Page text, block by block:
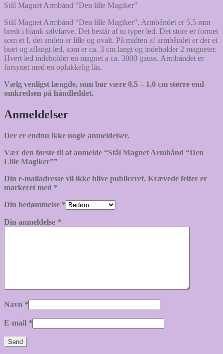
Stål Magnet Armbånd “Den lille Magiker”
Stål Magnet Armbånd “Den lille Magiker”. Armbåndet er 5,5 mm
bredt i blank sølvfarve. Det består af to typer led. Det store er formet
som et I, det anden er lille og ovalt. På midten af armbåndet er der et
buet og aflangt led, som er ca. 3 cm langt og indeholder 2 magneter.
Hvert led indeholder en magnet a ca. 3000 gauss. Armbåndet er
forsynet med en oplukkelig lås.
Vælg venligst længde, som bør være 0,5 – 1,0 cm større end
omkredsen på håndleddet.
Anmeldelser
Der er endnu ikke nogle anmeldelser.
Vær den første til at anmelde “Stål Magnet Armbånd “Den
Lille Magiker””
Din e-mailadresse vil ikke blive publiceret. Krævede felter er
markeret med *
Din bedømmelse *
Din anmeldelse *
Navn *
E-mail *